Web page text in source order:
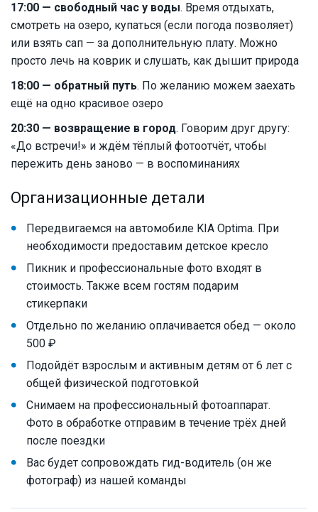
17:00 — свободный час у воды. Время отдыхать,
смотреть на озеро, купаться (если погода позволяет)
или взять сап — за дополнительную плату. Можно
просто лечь на коврик и слушать, как дышит природа
18:00 — обратный путь. По желанию можем заехать
ещё на одно красивое озеро
20:30 — возвращение в город. Говорим друг другу:
«До встречи!» и ждём тёплый фотоотчёт, чтобы
пережить день заново — в воспоминаниях
Организационные детали
Передвигаемся на автомобиле KIA Optima. При
необходимости предоставим детское кресло
Пикник и профессиональные фото входят в
стоимость. Также всем гостям подарим
стикерпаки
Отдельно по желанию оплачивается обед — около
500 ₽
Подойдёт взрослым и активным детям от 6 лет с
общей физической подготовкой
Снимаем на профессиональный фотоаппарат.
Фото в обработке отправим в течение трёх дней
после поездки
Вас будет сопровождать гид-водитель (он же
фотограф) из нашей команды